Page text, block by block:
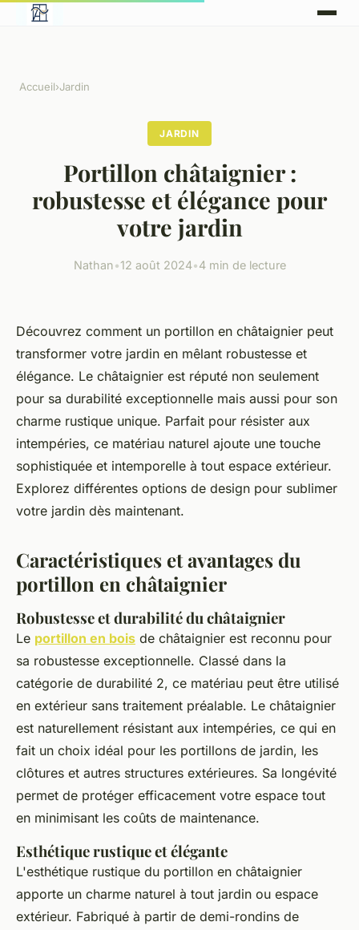
Accueil›Jardin
JARDIN
Portillon châtaignier :
robustesse et élégance pour
votre jardin
Nathan•12 août 2024•4 min de lecture
Découvrez comment un portillon en châtaignier peut
transformer votre jardin en mêlant robustesse et
élégance. Le châtaignier est réputé non seulement
pour sa durabilité exceptionnelle mais aussi pour son
charme rustique unique. Parfait pour résister aux
intempéries, ce matériau naturel ajoute une touche
sophistiquée et intemporelle à tout espace extérieur.
Explorez différentes options de design pour sublimer
votre jardin dès maintenant.
Caractéristiques et avantages du
portillon en châtaignier
Robustesse et durabilité du châtaignier
Le portillon en bois de châtaignier est reconnu pour
sa robustesse exceptionnelle. Classé dans la
catégorie de durabilité 2, ce matériau peut être utilisé
en extérieur sans traitement préalable. Le châtaignier
est naturellement résistant aux intempéries, ce qui en
fait un choix idéal pour les portillons de jardin, les
clôtures et autres structures extérieures. Sa longévité
permet de protéger efficacement votre espace tout
en minimisant les coûts de maintenance.
Esthétique rustique et élégante
L'esthétique rustique du portillon en châtaignier
apporte un charme naturel à tout jardin ou espace
extérieur. Fabriqué à partir de demi-rondins de